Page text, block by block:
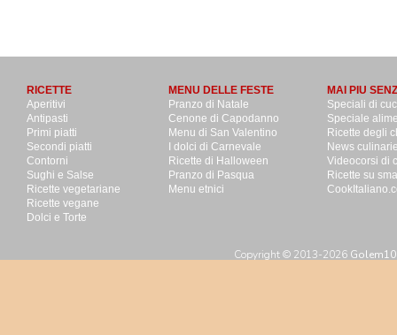
RICETTE
Aperitivi
Antipasti
Primi piatti
Secondi piatti
Contorni
Sughi e Salse
Ricette vegetariane
Ricette vegane
Dolci e Torte
MENU DELLE FESTE
Pranzo di Natale
Cenone di Capodanno
Menu di San Valentino
I dolci di Carnevale
Ricette di Halloween
Pranzo di Pasqua
Menu etnici
MAI PIU
Speciali di
Speciale
Ricette degli
News
Videocorsi di
Ricette su
Copyright © 2013-2026